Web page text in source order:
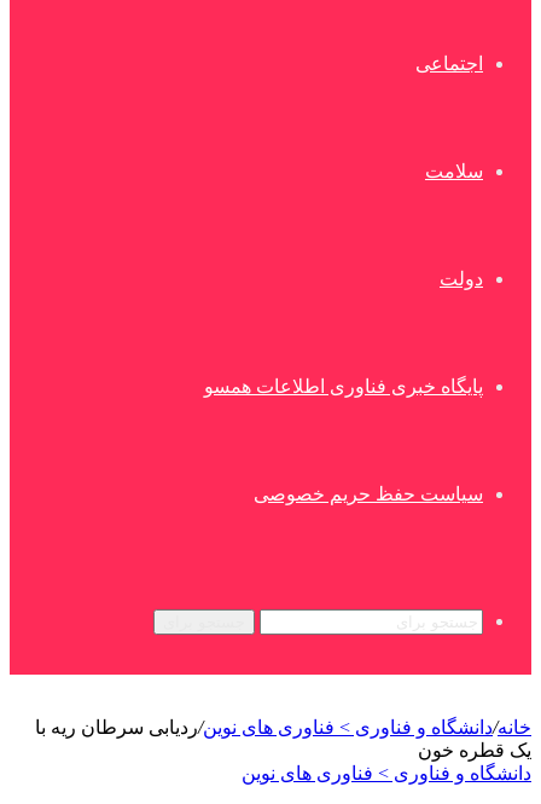
اجتماعی
سلامت
دولت
پایگاه خبری فناوری اطلاعات همسو
سیاست حفظ حریم خصوصی
خانه/دانشگاه و فناوری > فناوری های نوین/ردیابی سرطان ریه با
یک قطره خون
دانشگاه و فناوری > فناوری های نوین